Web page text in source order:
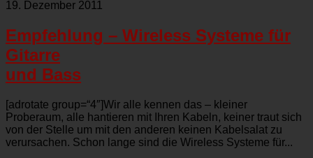
19. Dezember 2011
Empfehlung – Wireless Systeme für
Gitarre
und Bass
[adrotate group=“4″]Wir alle kennen das – kleiner
Proberaum, alle hantieren mit Ihren Kabeln, keiner traut sich
von der Stelle um mit den anderen keinen Kabelsalat zu
verursachen. Schon lange sind die Wireless Systeme für...